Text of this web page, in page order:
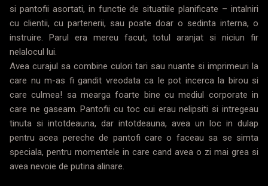
si pantofii asortati, in functie de situatiile planificate – intalniri
cu clientii, cu partenerii, sau poate doar o sedinta interna, o
instruire. Parul era mereu facut, totul aranjat si niciun fir
nelalocul lui.
Avea curajul sa combine culori tari sau nuante si imprimeuri la
care nu m-as fi gandit vreodata ca le pot incerca la birou si
care culmea! sa mearga foarte bine cu mediul corporate in
care ne gaseam. Pantofii cu toc cui erau nelipsiti si intregeau
tinuta si intotdeauna, dar intotdeauna, avea un loc in dulap
pentru acea pereche de pantofi care o faceau sa se simta
speciala, pentru momentele in care cand avea o zi mai grea si
avea nevoie de putina alinare.